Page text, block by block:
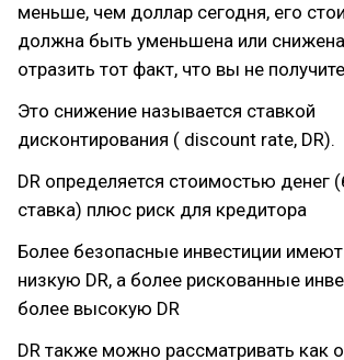
меньше, чем доллар сегодня, его
должна быть уменьшена или
отразить тот факт, что вы не
Это снижение называется ставкой
дисконтирования ( discount rate, DR).
DR определяется стоимостью денег
ставка) плюс риск для кредитора
Более безопасные инвестиции
низкую DR, а более рискованные
более высокую DR
DR также можно рассматривать как